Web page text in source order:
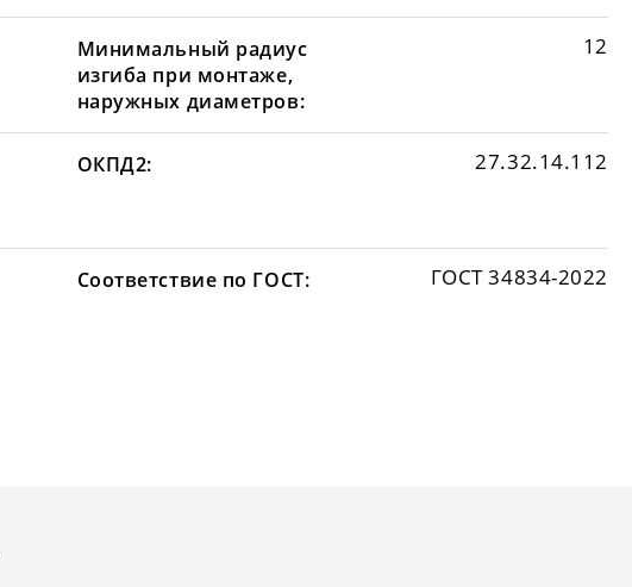
Минимальный радиус
изгиба при монтаже,
наружных диаметров:
12
ОКПД2: 27.32.14.112
Соответствие по ГОСТ: ГОСТ 34834-2022